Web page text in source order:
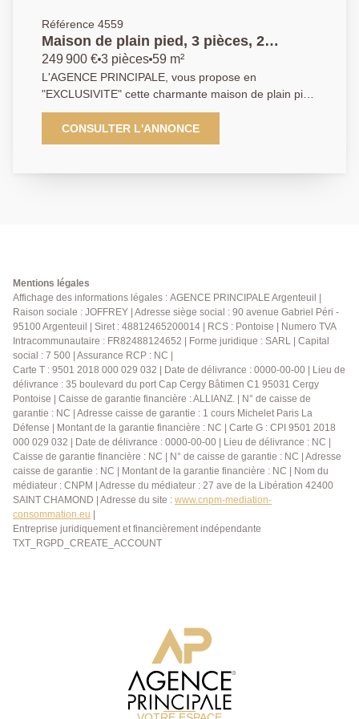
Référence 4559
Maison de plain pied, 3 pièces, 2
chambres sur le marché des coteaux
d'Argenteuil
249 900 € 3 pièces 59 m²
L'AGENCE PRINCIPALE, vous propose en
"EXCLUSIVITE" cette charmante maison de plain pied
entièrement remise au gout du jour (chaudière, salle
d'eau, cuisine, peinture,...) située sur le secteur
privilégié du marché des coteaux, proche commerces,
CONTACTEZ NOUS AU 01.34.34.12.12
CONSULTER L'ANNONCE
Mentions légales
Affichage des informations légales : AGENCE PRINCIPALE Argenteuil |
Raison sociale : JOFFREY | Adresse siège social : 90 avenue Gabriel Péri -
95100 Argenteuil | Siret : 48812465200014 | RCS : Pontoise | Numero TVA
Intracommunautaire : FR82488124652 | Forme juridique : SARL | Capital
social : 7 500 | Assurance RCP : NC |
Carte T : 9501 2018 000 029 032 | Date de délivrance : 0000-00-00 | Lieu de
délivrance : 35 boulevard du port Cap Cergy Bâtimen C1 95031 Cergy
Pontoise | Caisse de garantie financière : ALLIANZ. | N° de caisse de
garantie : NC | Adresse caisse de garantie : 1 cours Michelet Paris La
Défense | Montant de la garantie financière : NC | Carte G : CPI 9501 2018
000 029 032 | Date de délivrance : 0000-00-00 | Lieu de délivrance : NC |
Caisse de garantie financière : NC | N° de caisse de garantie : NC | Adresse
caisse de garantie : NC | Montant de la garantie financière : NC | Nom du
médiateur : CNPM | Adresse du médiateur : 27 ave de la Libération 42400
SAINT CHAMOND | Adresse du site : www.cnpm-mediation-
consommation.eu |
Entreprise juridiquement et financièrement indépendante
TXT_RGPD_CREATE_ACCOUNT